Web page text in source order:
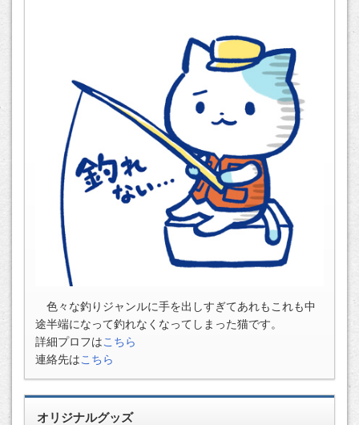
色々な釣りジャンルに手を出しすぎてあれもこれも中
途半端になって釣れなくなってしまった猫です。
詳細プロフはこちら
連絡先はこちら
オリジナルグッズ